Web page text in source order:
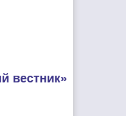
вестник»